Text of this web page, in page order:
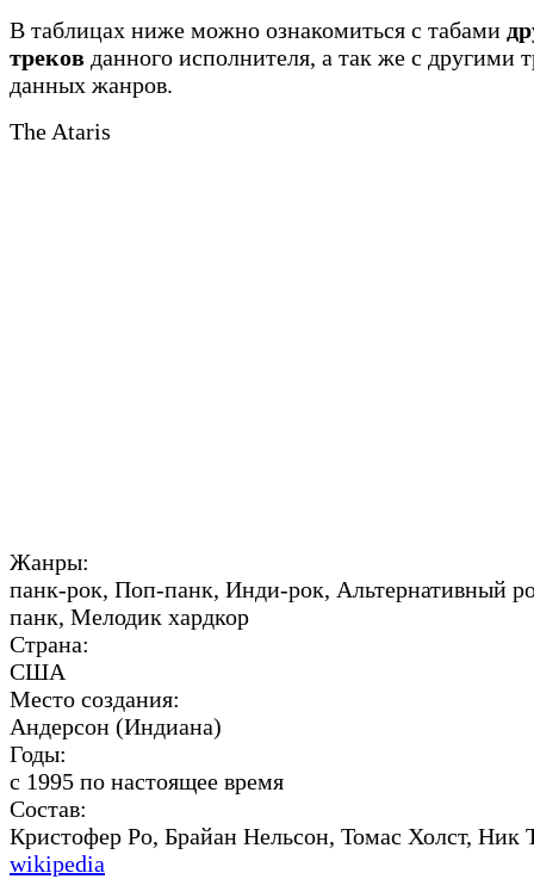
В таблицах ниже можно ознакомиться с табами
треков данного исполнителя, а так же с другими
данных жанров.
The Ataris
Жанры:
панк-рок, Поп-панк, Инди-рок, Альтернативный
панк, Мелодик хардкор
Страна:
США
Место создания:
Андерсон (Индиана)
Годы:
с 1995 по настоящее время
Состав:
Кристофер Ро, Брайан Нельсон, Томас Холст, Ник
wikipedia